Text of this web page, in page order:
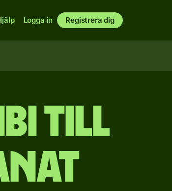
Logga in Registrera dig
till